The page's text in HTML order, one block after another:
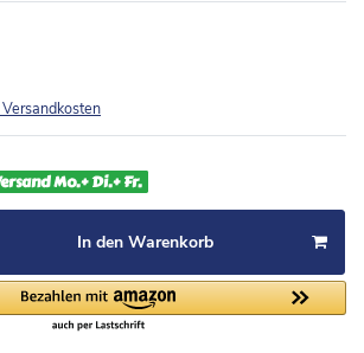
Versandkosten
Mo.+ Di.+ Fr.
In den Warenkorb